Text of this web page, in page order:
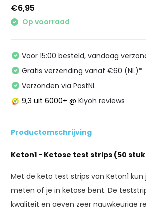
€6,95
Op voorraad
Voor 15:00 besteld, vandaag
Gratis verzending vanaf €60 (NL)*
Verzonden via PostNL
9,3 uit 6000+ @Kiyoh reviews
Productomschrijving
Keton1 - Ketose test strips (50
Met de keto test strips van Keton1
meten of je in ketose bent. De
kwaliteit en geven zeer nauwkeurige